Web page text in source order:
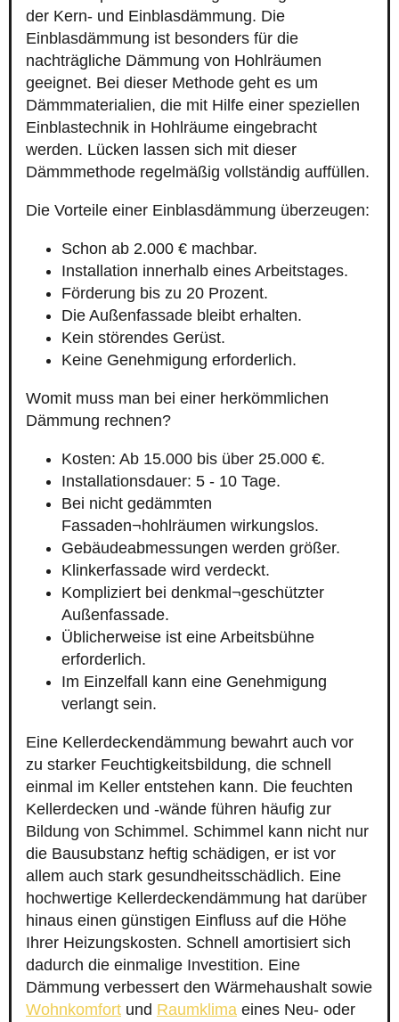
der Kern- und Einblasdämmung. Die
Einblasdämmung ist besonders für die
nachträgliche Dämmung von Hohlräumen
geeignet. Bei dieser Methode geht es um
Dämmmaterialien, die mit Hilfe einer speziellen
Einblastechnik in Hohlräume eingebracht
werden. Lücken lassen sich mit dieser
Dämmmethode regelmäßig vollständig auffüllen.
Die Vorteile einer Einblasdämmung überzeugen:
Schon ab 2.000 € machbar.
Installation innerhalb eines Arbeitstages.
Förderung bis zu 20 Prozent.
Die Außenfassade bleibt erhalten.
Kein störendes Gerüst.
Keine Genehmigung erforderlich.
Womit muss man bei einer herkömmlichen
Dämmung rechnen?
Kosten: Ab 15.000 bis über 25.000 €.
Installationsdauer: 5 - 10 Tage.
Bei nicht gedämmten
Fassaden¬hohlräumen wirkungslos.
Gebäudeabmessungen werden größer.
Klinkerfassade wird verdeckt.
Kompliziert bei denkmal¬geschützter
Außenfassade.
Üblicherweise ist eine Arbeitsbühne
erforderlich.
Im Einzelfall kann eine Genehmigung
verlangt sein.
Eine Kellerdeckendämmung bewahrt auch vor
zu starker Feuchtigkeitsbildung, die schnell
einmal im Keller entstehen kann. Die feuchten
Kellerdecken und -wände führen häufig zur
Bildung von Schimmel. Schimmel kann nicht nur
die Bausubstanz heftig schädigen, er ist vor
allem auch stark gesundheitsschädlich. Eine
hochwertige Kellerdeckendämmung hat darüber
hinaus einen günstigen Einfluss auf die Höhe
Ihrer Heizungskosten. Schnell amortisiert sich
dadurch die einmalige Investition. Eine
Dämmung verbessert den Wärmehaushalt sowie
Wohnkomfort und Raumklima eines Neu- oder